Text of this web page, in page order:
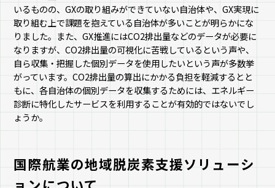
いるものの、GXの取り組みができていない自治体や、GX実現に
取り組む上で課題を抱えている自治体が多いことが明らかにな
りました。また、GX推進にはCO2排出量などのデータが必要に
なりますが、CO2排出量の可視化に苦戦しているという声や、
自ら収集・把握した個別データを使用したいという声が多数挙
がっています。CO2排出量の算出にかかる負担を軽減するとと
もに、各自治体の個別データを収集するためには、エネルギー
診断に特化したサービスを利用することが有効的ではないでし
ょうか。
国際航業の地域脱炭素支援ソリューシ